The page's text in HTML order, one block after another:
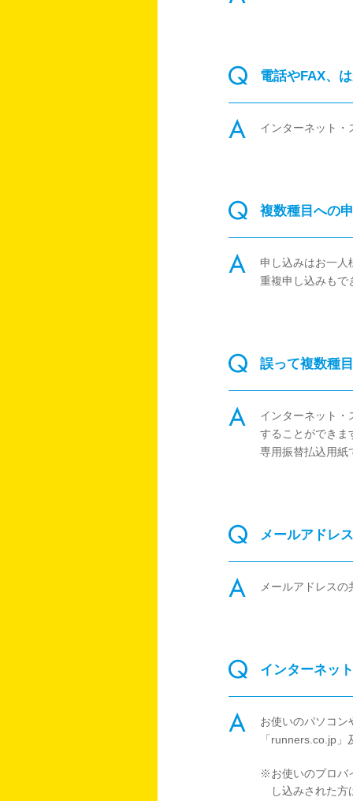
電話やFAX、
インターネット・
複数種目への
申し込みはお一人
重複申し込みもで
誤って複数種
インターネット・
することができま
専用振替払込用紙
メールアドレ
メールアドレス
インターネッ
お使いのパソコン
「runners.co.jp
※お使いのプロバ
し込みされた